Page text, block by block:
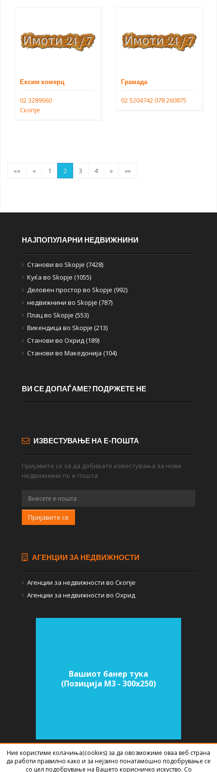
Ексим комерц
02 3289660
Скопје
Грамада
02 5204742078 260875
«« « 1 2 3 4 » »»
НАЈПОПУЛАРНИ НЕДВИЖНИНИ
Станови во Skopje (7428)
Куќа во Skopje (1055)
Деловен простор во Skopje (992)
недвижнини во Skopje (787)
Плац во Skopje (553)
Викендица во Skopje (213)
Станови во Охрид (189)
Станови во Македонија (104)
ВИ СЕ ДОПАЃАМЕ? ПОДРЖЕТЕ НЕ
ИЗВЕСТУВАЊЕ НА Е-ПОШТА
Пријавите се за да добивате известувања за нови
недвижнини по е-пошта
Пријавите се
АГЕНЦИИ ЗА НЕДВИЖНОСТИ
Агенции за недвижности во Скопје
Агенции за недвижности во Охрид
Вашиот банер тука
(Позиција M3 - 300х250)
СОФТВЕР ЗА АГЕНЦИИ ЗА НЕДВИЖНИНИ ИЗРАБОТЕН ОД BEST NET
Ние користиме колачиња(cookies) за да овозможиме оваа веб страна
да работи правилно како и за нејзино понатамошно подобрување се
со цел подобрување на Вашето корисничко искуство. Со